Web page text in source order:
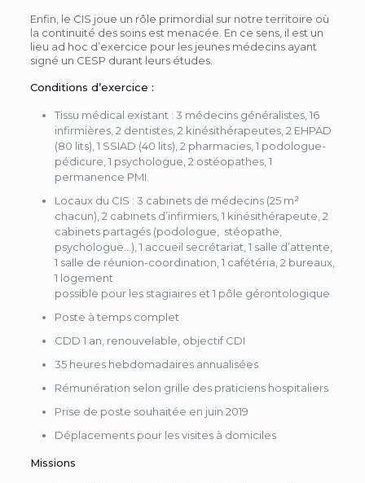
Enfin, le CIS joue un rôle primordial sur notre territoire où
la continuité des soins est menacée. En ce sens, il est un
lieu ad hoc d’exercice pour les jeunes médecins ayant
signé un CESP durant leurs études.
Conditions d’exercice :
Tissu médical existant : 3 médecins généralistes, 16
infirmières, 2 dentistes, 2 kinésithérapeutes, 2 EHPAD
(80 lits), 1 SSIAD (40 lits), 2 pharmacies, 1 podologue-
pédicure, 1 psychologue, 2 ostéopathes, 1
permanence PMI.
Locaux du CIS : 3 cabinets de médecins (25 m²
chacun), 2 cabinets d’infirmiers, 1 kinésithérapeute, 2
cabinets partagés (podologue, stéopathe,
psychologue…), 1 accueil secrétariat, 1 salle d’attente,
1 salle de réunion-coordination, 1 cafétéria, 2 bureaux,
1 logement
possible pour les stagiaires et 1 pôle gérontologique
Poste à temps complet
CDD 1 an, renouvelable, objectif CDI
35 heures hebdomadaires annualisées
Rémunération selon grille des praticiens hospitaliers
Prise de poste souhaitée en juin 2019
Déplacements pour les visites à domiciles
Missions